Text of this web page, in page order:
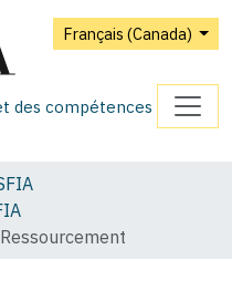
Français (Canada)
des compétences
Ressourcement